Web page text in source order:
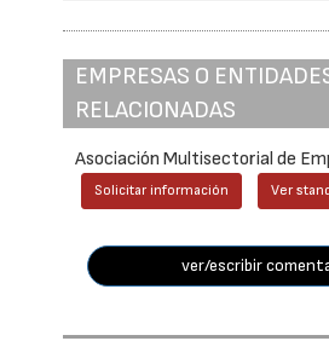
EMPRESAS O
RELACIONADAS
Asociación Multisectorial de
Solicitar información Ver
ver/escribir